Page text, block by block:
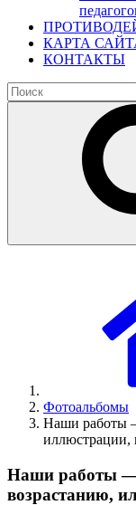
КАРТА
КОНТАКТЫ
Фотоальбомы
Наши работы
иллюстрации,
Наши работы —
возрастанию,